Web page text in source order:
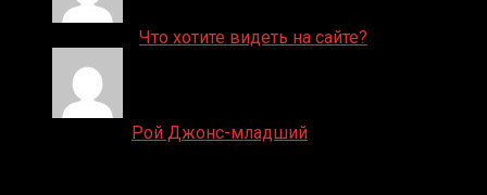
Что хотите видеть на сайте?
Рой Джонс-младший